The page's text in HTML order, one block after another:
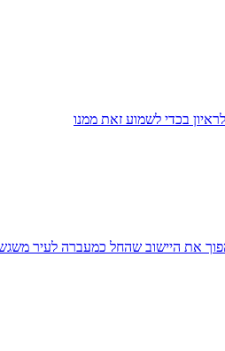
בכדי לשמוע זאת ממנו
את היישוב שהחל כמעברה לעיר